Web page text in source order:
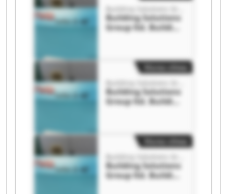
Building Solutions
Group ltd. Building
Solutions Group
Building Solutions
Group ltd. Building
Solutions Group
Building Solutions
Group ltd. Building
Solutions Group